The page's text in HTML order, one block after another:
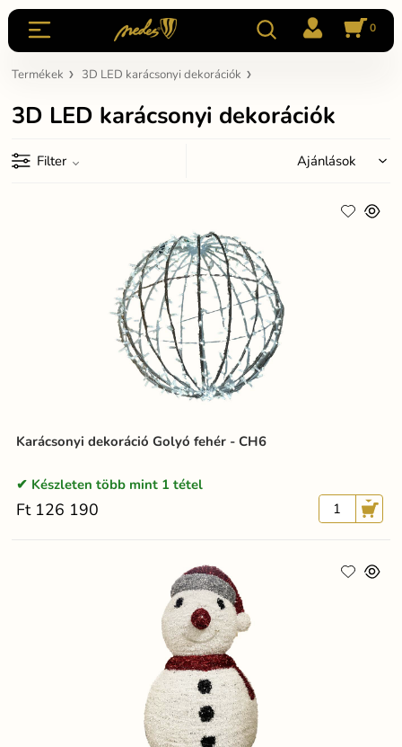
0
Termékek 3D LED karácsonyi dekorációk
3D LED karácsonyi dekorációk
Filter
Karácsonyi dekoráció Golyó fehér - CH6
Készleten több mint 1 tétel
Ft 126 190